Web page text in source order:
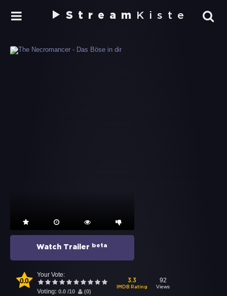
Stream Kiste
Watch Trailer beta
0.0
Your Vote:
Voting: 0.0 /10 (0)
3.3
IMDB Rating
92
Views